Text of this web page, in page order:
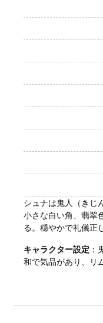
シュナは鬼人（きじ
小さな白い角、翡翠
る。穏やかで礼儀正
キャラクター設定 ：
和で気品があり、リ